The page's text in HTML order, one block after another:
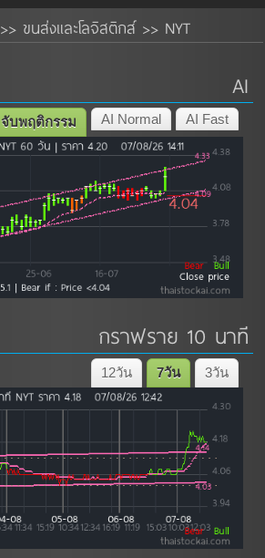
>> ขนส่งและโลจิสติกส์>> NYT
AI
AI Fast
AI Normal
จับพฤติกรรม
กราฟราย 10 นาที
3วัน
7วัน
12วัน